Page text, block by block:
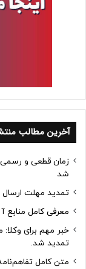
آخرین مطالب
شد
تمدید مهلت ارسال
معرفی کامل منابع آزمون وکالت 1405
تمدید شد.
متن کامل